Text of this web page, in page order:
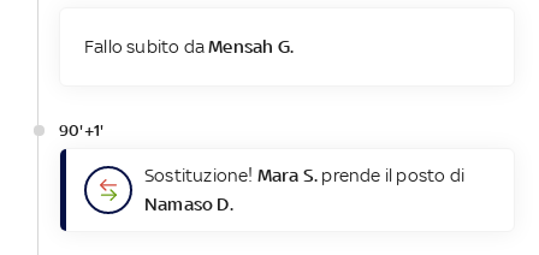
Fallo subito daMensah G.
90'+1'
Sostituzione! Mara S. prende il posto di
Namaso D.